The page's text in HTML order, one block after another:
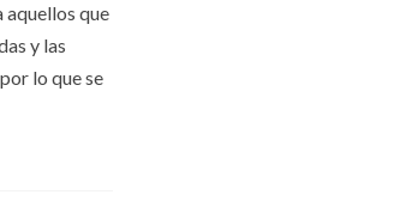
aquellos que
y las
lo que se